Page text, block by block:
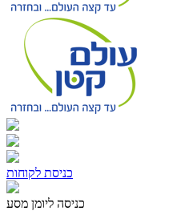
כניסת לקוחות
כניסה ליומן מסע